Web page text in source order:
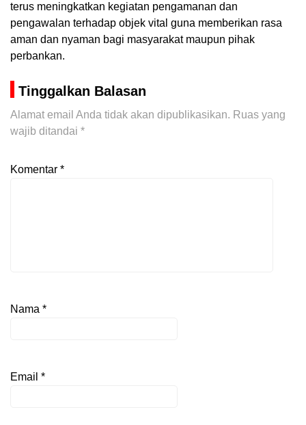
terus meningkatkan kegiatan pengamanan dan
pengawalan terhadap objek vital guna memberikan rasa
aman dan nyaman bagi masyarakat maupun pihak
perbankan.
Tinggalkan Balasan
Alamat email Anda tidak akan dipublikasikan. Ruas yang
wajib ditandai *
Komentar *
Nama *
Email *